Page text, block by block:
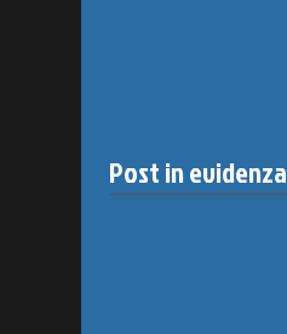
Post in evidenza